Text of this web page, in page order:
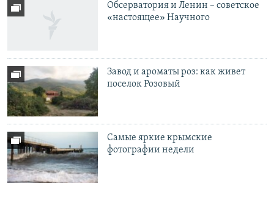
Обсерватория и Ленин – советское
«настоящее» Научного
Завод и ароматы роз: как живет
поселок Розовый
Самые яркие крымские
фотографии недели